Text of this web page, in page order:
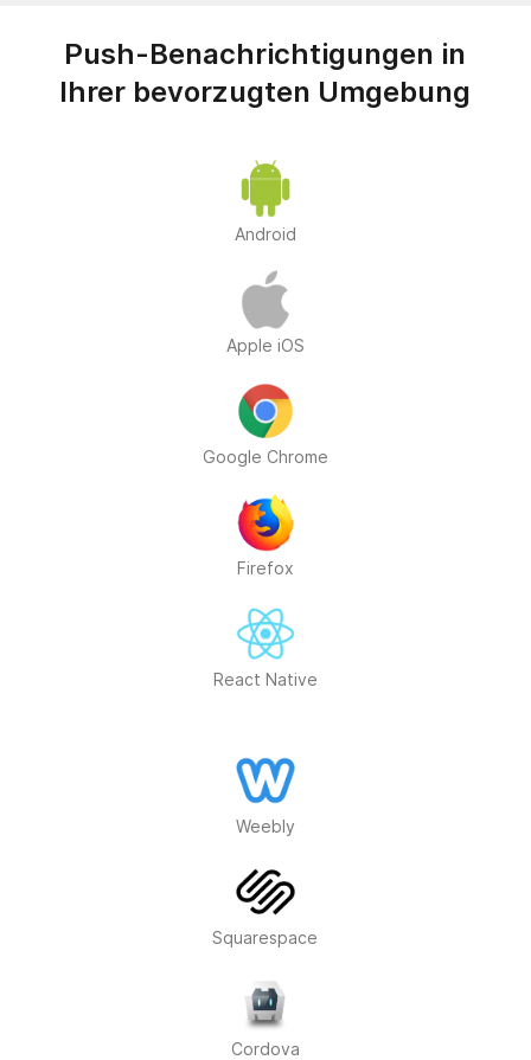
Push-Benachrichtigungen in
Ihrer bevorzugten Umgebung